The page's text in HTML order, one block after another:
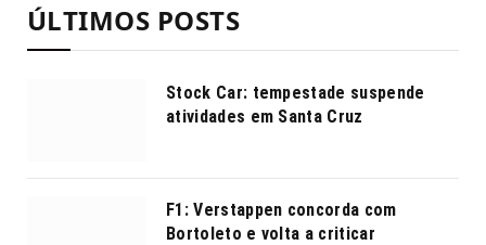
ÚLTIMOS POSTS
Stock Car: tempestade suspende
atividades em Santa Cruz
F1: Verstappen concorda com
Bortoleto e volta a criticar